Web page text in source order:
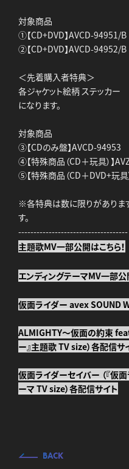
対象商品
①【CD+DVD】AVCD-94951/B
②【CD+DVD】AVCD-94952/B
＜先着購入者特典＞
各ジャケット絵柄 ステッカ
になります。
対象商品
③【CDのみ盤】AVCD-94953
④【特殊商品（CD＋玩具）】
⑤【特殊商品（CD＋DVD+玩
※各特典は数に限りがありま
す。
------------------------------------
主題歌MV一部公開はこちら！
エンディングテーマMV一部公
仮面ライダー avex SOUND
ALMIGHTY～仮面の約束
ー』主題歌 TV size）各配信サ
仮面ライダーセイバー （『仮
ーマ TV size）各配信サイト
BACK